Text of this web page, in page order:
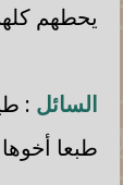
يحطهم
السائل :
طبعا